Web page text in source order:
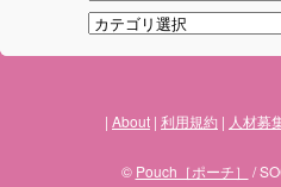
About 利用規約 人材募
© Pouch［ポーチ］ /